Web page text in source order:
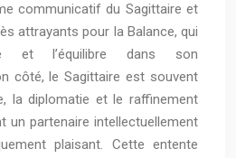
communicatif du Sagittaire et
attrayants pour la Balance, qui
et l’équilibre dans son
côté, le Sagittaire est souvent
la diplomatie et le raffinement
un partenaire intellectuellement
plaisant. Cette entente